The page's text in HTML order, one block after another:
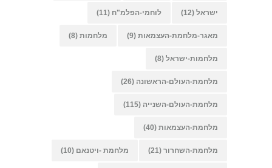
ישראל (12) לוחמי-הפלמ"ח (11)
מאגר-מלחמת-העצמאות (9) מלחמות (8)
מלחמות-ישראל (8)
מלחמת-העולם-הראשונה (26)
מלחמת-העולם-השנייה (115)
מלחמת-העצמאות (40)
מלחמת-השחרור (21) מלחמת -ויטנאם (10)